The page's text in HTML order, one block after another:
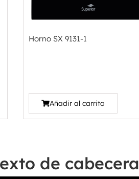
Horno SX 9131-1
Añadir al carrito
de cabecera